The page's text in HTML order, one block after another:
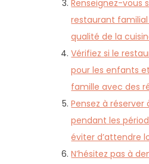
Renseignez-vous
restaurant familial
qualité de la
Vérifiez si le
pour les enfants
famille avec des
Pensez à réserver
pendant les
éviter d’attendre
N’hésitez pas à